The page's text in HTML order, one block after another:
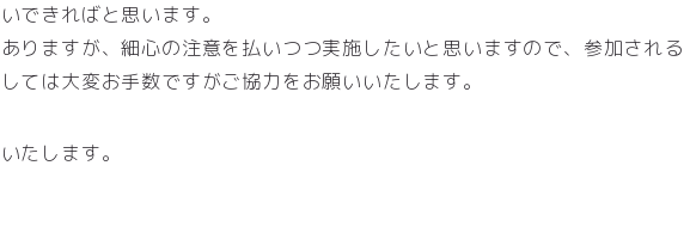
できればと思います。
りますが、細心の注意を払いつつ実施したいと思いますので、参加される
ては大変お手数ですがご協力をお願いいたします。
たします。